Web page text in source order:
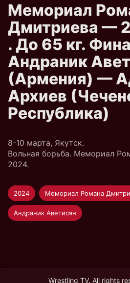
Мемориал
Дмитриева —
. До 65 кг.
Андраник
(Армения) —
Архиев
Республика)
8-10 марта, Якутск.
Вольная борьба. Мемориал
2024.
2024 Мемориал Романа
Андраник Аветисян
Wrestling TV. All rights